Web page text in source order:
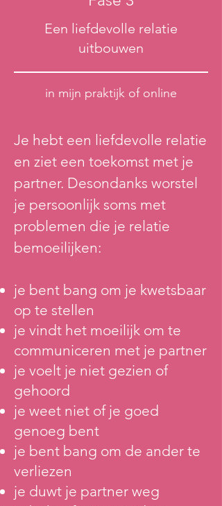
Een liefdevolle relatie
uitbouwen
in mijn praktijk of online
Je hebt een liefdevolle relatie
en ziet een toekomst met je
partner. Desondanks worstel
je persoonlijk soms met
problemen die je relatie
bemoeilijken:
je bent bang om je kwetsbaar
op te stellen
je vindt het moeilijk om te
communiceren met je partner
je voelt je niet gezien of
gehoord
je weet niet of je goed
genoeg bent
je bent bang om de ander te
verliezen
je duwt je partner weg